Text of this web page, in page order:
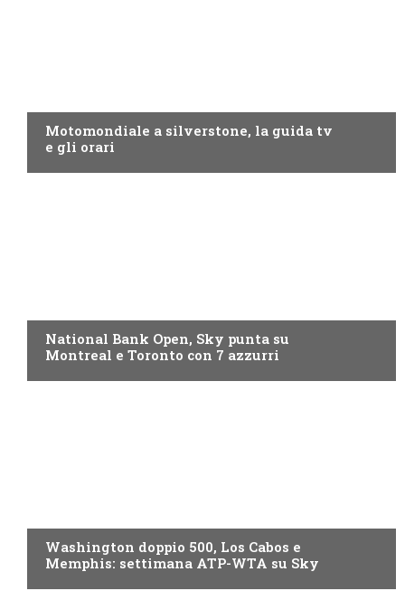
Motomondiale a silverstone, la guida tv
e gli orari
National Bank Open, Sky punta su
Montreal e Toronto con 7 azzurri
Washington doppio 500, Los Cabos e
Memphis: settimana ATP-WTA su Sky